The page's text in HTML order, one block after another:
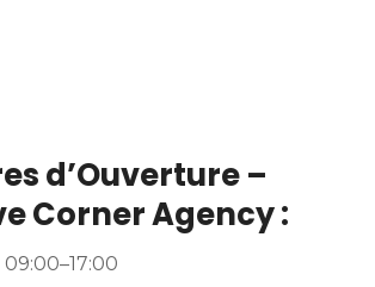
d’Ouverture –
Corner Agency :
09:00–17:00